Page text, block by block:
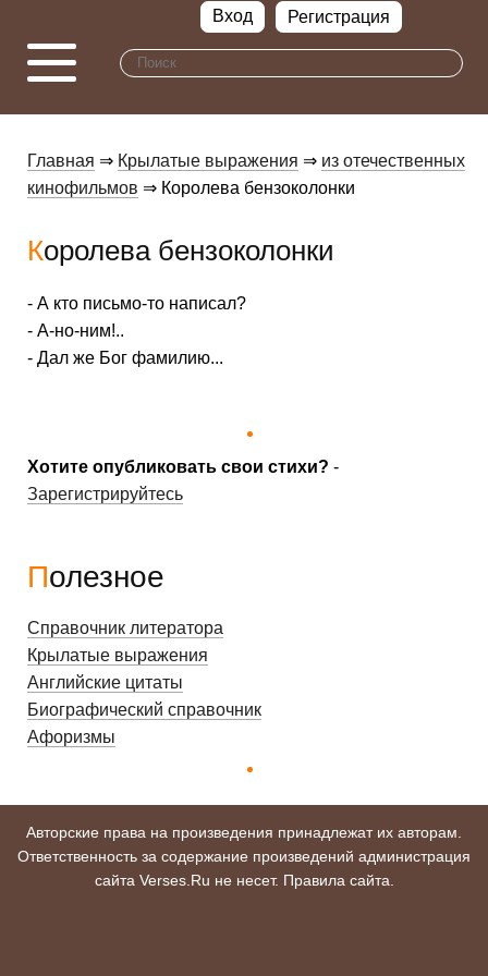
Вход Регистрация
Хотите опубликовать свои стихи? -
Зарегистрируйтесь
Главная ⇒ Крылатые выражения ⇒ из отечественных
кинофильмов ⇒ Королева бензоколонки
Королева бензоколонки
- А кто письмо-то написал?
- А-но-ним!..
- Дал же Бог фамилию...
Полезное
Справочник литератора
Крылатые выражения
Английские цитаты
Биографический справочник
Афоризмы
Авторские права на произведения принадлежат их авторам.
Ответственность за содержание произведений администрация
сайта Verses.Ru не несет. Правила сайта